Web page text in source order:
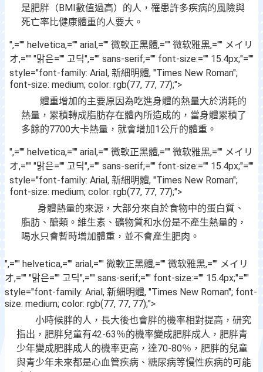
是肥胖（BMI數值過高）的人，罹患許多疾病的風險與
死亡率比健康體重的人要大。
",="" helvetica,="" arial,="" 微軟正黑體,="" 微软雅黑,="" メイリ
オ,="" "맑은="" 고딕",="" sans-serif;="" font-size:="" 15.4px;"=""
style="font-family: Arial, 新細明體, "Times New Roman";
font-size: medium; color: rgb(77, 77, 77);">
體重增加的主要原因為吃進身體的熱量大於消耗的
熱量，累積轉成脂肪存在體內所造成的，當身體累積了
多餘的7700大卡熱量，就會增加1公斤的體重。
",="" helvetica,="" arial,="" 微軟正黑體,="" 微软雅黑,="" メイリ
オ,="" "맑은="" 고딕",="" sans-serif;="" font-size:="" 15.4px;"=""
style="font-family: Arial, 新細明體, "Times New Roman";
font-size: medium; color: rgb(77, 77, 77);">
身體熱量的來源，大部分來自於食物中的蛋白質、
脂肪、醣類。維生素、礦物質和水份是不產生熱量的，
喝水只會暫時增加體重，並不會產生肥肉。
",="" helvetica,="" arial,="" 微軟正黑體,="" 微软雅黑,="" メイリ
オ,="" "맑은="" 고딕",="" sans-serif;="" font-size:="" 15.4px;"=""
style="font-family: Arial, 新細明體, "Times New Roman"; font-
size: medium; color: rgb(77, 77, 77);">
小時候胖的人，長大後也會胖的機率相對提高，研究
指出，肥胖兒童有42-63％的機率變成肥胖成人，肥胖青
少年變成肥胖成人的機率更高，達70-80％，肥胖的兒童
與青少年未來都是心血管疾病、糖尿病等慢性疾病的可能